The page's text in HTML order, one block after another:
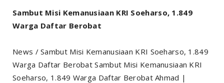
Sambut Misi Kemanusiaan KRI Soeharso, 1.849
Warga Daftar Berobat
News / Sambut Misi Kemanusiaan KRI Soeharso, 1.849
Warga Daftar Berobat Sambut Misi Kemanusiaan KRI
Soeharso, 1.849 Warga Daftar Berobat Ahmad |